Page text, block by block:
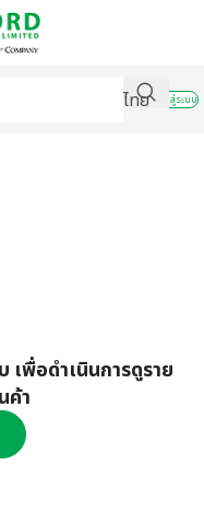
ไทย
เข้าสู่ระบบ
เพื่อดำเนินการดูราย
ค้า